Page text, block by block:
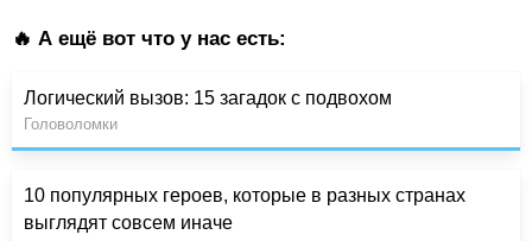
🔥 А ещё вот что у нас есть:
Логический вызов: 15 загадок с подвохом
Головоломки
10 популярных героев, которые в разных странах
выглядят совсем иначе